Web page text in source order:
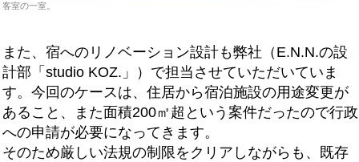
客室の一室。
また、宿へのリノベーション設計も弊社（E.N.N.の設
計部「studio KOZ.」）で担当させていただいていま
す。今回のケースは、住居から宿泊施設の用途変更が
あること、また面積200㎡超という案件だったので行政
への申請が必要になってきます。
そのため厳しい法規の制限をクリアしながらも、既存